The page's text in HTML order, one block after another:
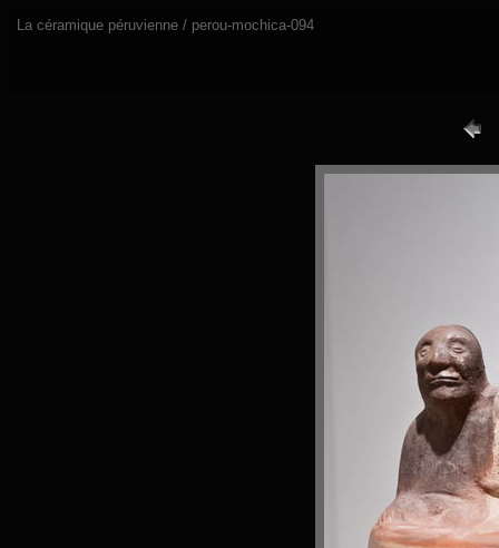
La céramique péruvienne / perou-mochica-094